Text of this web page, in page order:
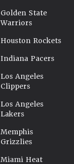
Golden State
Warriors
Houston Rockets
Indiana Pacers
Los Angeles
Clippers
Los Angeles
Lakers
Memphis
Grizzlies
Miami Heat